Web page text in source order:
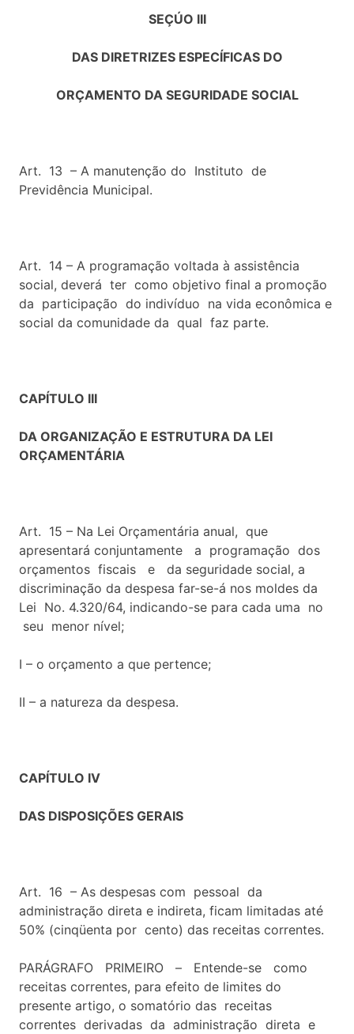
SEÇÚO III
DAS DIRETRIZES ESPECÍFICAS DO
ORÇAMENTO DA SEGURIDADE SOCIAL
Art. 13 – A manutenção do Instituto de
Previdência Municipal.
Art. 14 – A programação voltada à assistência
social, deverá ter como objetivo final a promoção
da participação do indivíduo na vida econômica e
social da comunidade da qual faz parte.
CAPÍTULO III
DA ORGANIZAÇÃO E ESTRUTURA DA LEI
ORÇAMENTÁRIA
Art. 15 – Na Lei Orçamentária anual, que
apresentará conjuntamente a programação dos
orçamentos fiscais e da seguridade social, a
discriminação da despesa far-se-á nos moldes da
Lei No. 4.320/64, indicando-se para cada uma no
seu menor nível;
I – o orçamento a que pertence;
II – a natureza da despesa.
CAPÍTULO IV
DAS DISPOSIÇÕES GERAIS
Art. 16 – As despesas com pessoal da
administração direta e indireta, ficam limitadas até
50% (cinqüenta por cento) das receitas correntes.
PARÁGRAFO PRIMEIRO – Entende-se como
receitas correntes, para efeito de limites do
presente artigo, o somatório das receitas
correntes derivadas da administração direta e